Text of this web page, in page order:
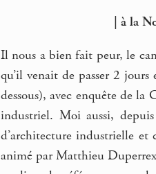
| à la
Il nous a bien fait peur, le
qu’il venait de passer 2
dessous), avec enquête de
industriel. Moi aussi,
d’architecture industrielle
animé par Matthieu